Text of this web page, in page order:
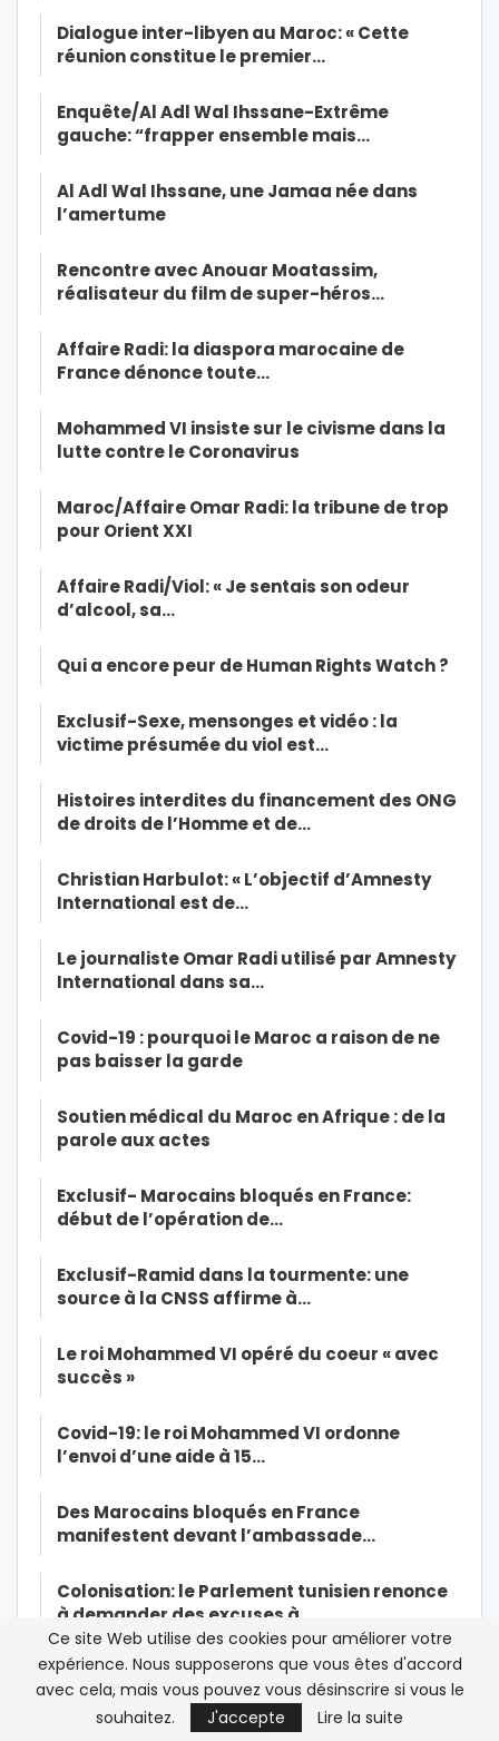
Dialogue inter-libyen au Maroc: « Cette
réunion constitue le premier…
Enquête/Al Adl Wal Ihssane-Extrême
gauche: “frapper ensemble mais…
Al Adl Wal Ihssane, une Jamaa née dans
l’amertume
Rencontre avec Anouar Moatassim,
réalisateur du film de super-héros…
Affaire Radi: la diaspora marocaine de
France dénonce toute…
Mohammed VI insiste sur le civisme dans la
lutte contre le Coronavirus
Maroc/Affaire Omar Radi: la tribune de trop
pour Orient XXI
Affaire Radi/Viol: « Je sentais son odeur
d’alcool, sa…
Qui a encore peur de Human Rights Watch ?
Exclusif-Sexe, mensonges et vidéo : la
victime présumée du viol est…
Histoires interdites du financement des ONG
de droits de l’Homme et de…
Christian Harbulot: « L’objectif d’Amnesty
International est de…
Le journaliste Omar Radi utilisé par Amnesty
International dans sa…
Covid-19 : pourquoi le Maroc a raison de ne
pas baisser la garde
Soutien médical du Maroc en Afrique : de la
parole aux actes
Exclusif- Marocains bloqués en France:
début de l’opération de…
Exclusif-Ramid dans la tourmente: une
source à la CNSS affirme à…
Le roi Mohammed VI opéré du coeur « avec
succès »
Covid-19: le roi Mohammed VI ordonne
l’envoi d’une aide à 15…
Des Marocains bloqués en France
manifestent devant l’ambassade…
Colonisation: le Parlement tunisien renonce
à demander des excuses à…
Quand la production des masques au Maroc
suscite un fort engouement
Ce site Web utilise des cookies pour améliorer votre
expérience. Nous supposerons que vous êtes d'accord
avec cela, mais vous pouvez vous désinscrire si vous le
souhaitez.
J'accepte Lire la suite